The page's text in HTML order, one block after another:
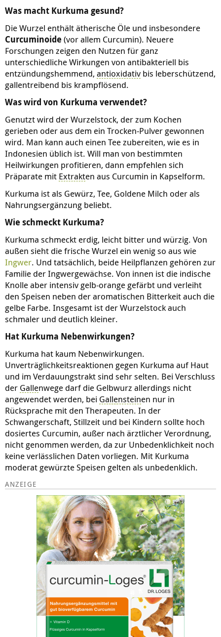
Was macht Kurkuma gesund?
Die Wurzel enthält ätherische Öle und insbesondere
Curcuminoide (vor allem Curcumin). Neuere
Forschungen zeigen den Nutzen für ganz
unterschiedliche Wirkungen von antibakteriell bis
entzündungshemmend, antioxidativ bis leberschützend,
gallentreibend bis krampflösend.
Was wird von Kurkuma verwendet?
Genutzt wird der Wurzelstock, der zum Kochen
gerieben oder aus dem ein Trocken-Pulver gewonnen
wird. Man kann auch einen Tee zubereiten, wie es in
Indonesien üblich ist. Will man von bestimmten
Heilwirkungen profitieren, dann empfehlen sich
Präparate mit Extrakten aus Curcumin in Kapselform.
Kurkuma ist als Gewürz, Tee, Goldene Milch oder als
Nahrungsergänzung beliebt.
Wie schmeckt Kurkuma?
Kurkuma schmeckt erdig, leicht bitter und würzig. Von
außen sieht die frische Wurzel ein wenig so aus wie
Ingwer. Und tatsächlich, beide Heilpflanzen gehören zur
Familie der Ingwergewächse. Von innen ist die indische
Knolle aber intensiv gelb-orange gefärbt und verleiht
den Speisen neben der aromatischen Bitterkeit auch die
gelbe Farbe. Insgesamt ist der Wurzelstock auch
schmaler und deutlich kleiner.
Hat Kurkuma Nebenwirkungen?
Kurkuma hat kaum Nebenwirkungen.
Unverträglichkeitsreaktionen gegen Kurkuma auf Haut
und im Verdauungstrakt sind sehr selten. Bei Verschluss
der Gallenwege darf die Gelbwurz allerdings nicht
angewendet werden, bei Gallensteinen nur in
Rücksprache mit den Therapeuten. In der
Schwangerschaft, Stillzeit und bei Kindern sollte hoch
dosiertes Curcumin, außer nach ärztlicher Verordnung,
nicht genommen werden, da zur Unbedenklichkeit noch
keine verlässlichen Daten vorliegen. Mit Kurkuma
moderat gewürzte Speisen gelten als unbedenklich.